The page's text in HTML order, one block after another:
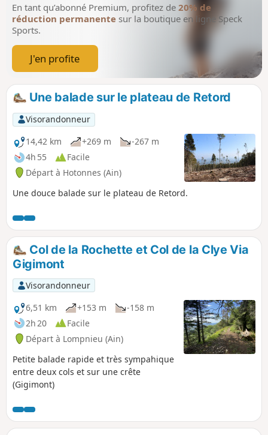
En tant qu’abonné Premium, profitez de 20% de
réduction permanente sur la boutique en ligne Speck
Sports.
J'en profite
Une balade sur le plateau de Retord
Visorandonneur
14,42 km
+269 m
-267 m
4h 55
Facile
Départ à Hotonnes (Ain)
Une douce balade sur le plateau de Retord.
Col de la Rochette et Col de la Clye Via
Gigimont
Visorandonneur
6,51 km
+153 m
-158 m
2h 20
Facile
Départ à Lompnieu (Ain)
Petite balade rapide et très sympahique
entre deux cols et sur une crête
(Gigimont)